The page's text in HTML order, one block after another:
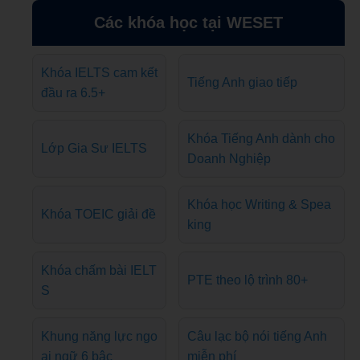
Các khóa học tại WESET
Khóa IELTS cam kết
đầu ra 6.5+
Tiếng Anh giao tiếp
Lớp Gia Sư IELTS
Khóa Tiếng Anh dành cho
Doanh Nghiệp
Khóa TOEIC giải đề
Khóa học Writing & Spea
king
Khóa chấm bài IELT
S
PTE theo lộ trình 80+
Khung năng lực ngo
ại ngữ 6 bậc
Câu lạc bộ nói tiếng Anh
miễn phí